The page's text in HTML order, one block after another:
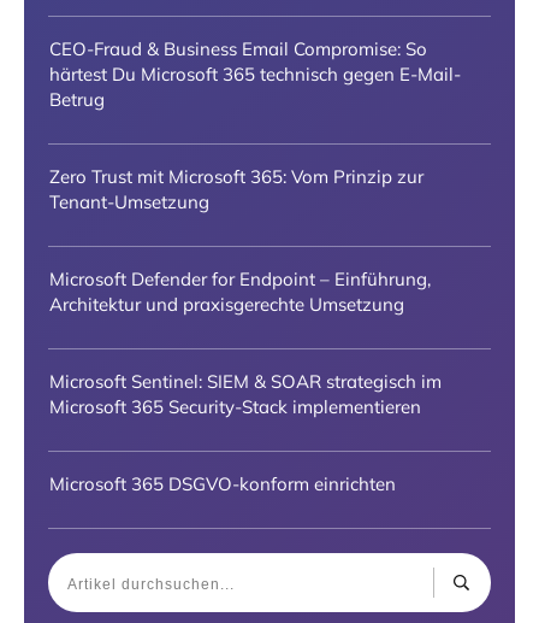
CEO-Fraud & Business Email Compromise: So
härtest Du Microsoft 365 technisch gegen E-Mail-
Betrug
Zero Trust mit Microsoft 365: Vom Prinzip zur
Tenant-Umsetzung
Microsoft Defender for Endpoint – Einführung,
Architektur und praxisgerechte Umsetzung
Microsoft Sentinel: SIEM & SOAR strategisch im
Microsoft 365 Security-Stack implementieren
Microsoft 365 DSGVO-konform einrichten